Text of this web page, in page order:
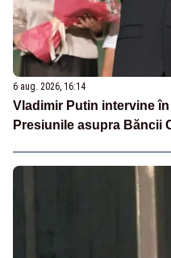
6 aug. 2026, 16:14
Vladimir Putin intervine
Presiunile asupra Băncii